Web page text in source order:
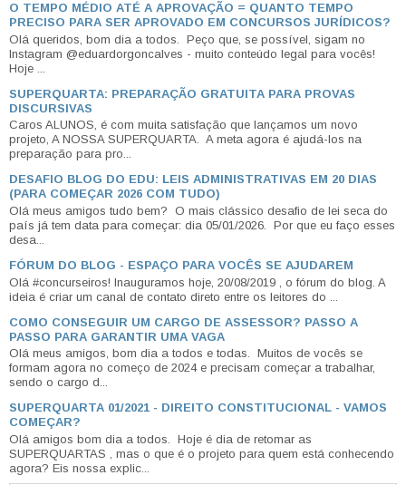
O TEMPO MÉDIO ATÉ A APROVAÇÃO = QUANTO TEMPO
PRECISO PARA SER APROVADO EM CONCURSOS JURÍDICOS?
Olá queridos, bom dia a todos. Peço que, se possível, sigam no
Instagram @eduardorgoncalves - muito conteúdo legal para vocês!
Hoje ...
SUPERQUARTA: PREPARAÇÃO GRATUITA PARA PROVAS
DISCURSIVAS
Caros ALUNOS, é com muita satisfação que lançamos um novo
projeto, A NOSSA SUPERQUARTA. A meta agora é ajudá-los na
preparação para pro...
DESAFIO BLOG DO EDU: LEIS ADMINISTRATIVAS EM 20 DIAS
(PARA COMEÇAR 2026 COM TUDO)
Olá meus amigos tudo bem? O mais clássico desafio de lei seca do
país já tem data para começar: dia 05/01/2026. Por que eu faço esses
desa...
FÓRUM DO BLOG - ESPAÇO PARA VOCÊS SE AJUDAREM
Olá #concurseiros! Inauguramos hoje, 20/08/2019 , o fórum do blog. A
ideia é criar um canal de contato direto entre os leitores do ...
COMO CONSEGUIR UM CARGO DE ASSESSOR? PASSO A
PASSO PARA GARANTIR UMA VAGA
Olá meus amigos, bom dia a todos e todas. Muitos de vocês se
formam agora no começo de 2024 e precisam começar a trabalhar,
sendo o cargo d...
SUPERQUARTA 01/2021 - DIREITO CONSTITUCIONAL - VAMOS
COMEÇAR?
Olá amigos bom dia a todos. Hoje é dia de retomar as
SUPERQUARTAS , mas o que é o projeto para quem está conhecendo
agora? Eis nossa explic...